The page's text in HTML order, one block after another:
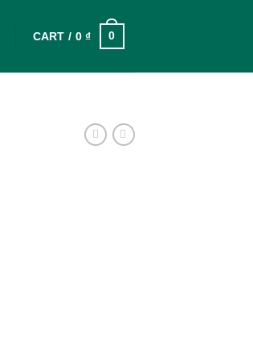
CART / 0₫ 0